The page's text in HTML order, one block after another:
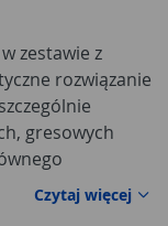
zestawie z
rozwiązanie
gresowych
różnice
i ułatwia
Czytaj więcej